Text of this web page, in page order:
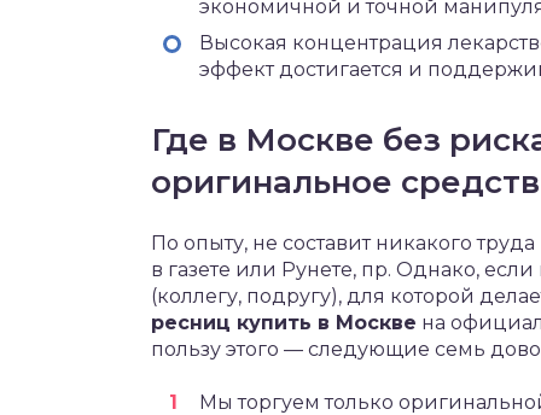
экономичной и точной
Высокая концентрация
эффект достигается и
Где в Москве без
оригинальное
По опыту, не составит никакого труда
в газете или Рунете, пр. Однако,
(коллегу, подругу), для которой
ресниц купить в Москве на
пользу этого — следующие семь
Мы торгуем только